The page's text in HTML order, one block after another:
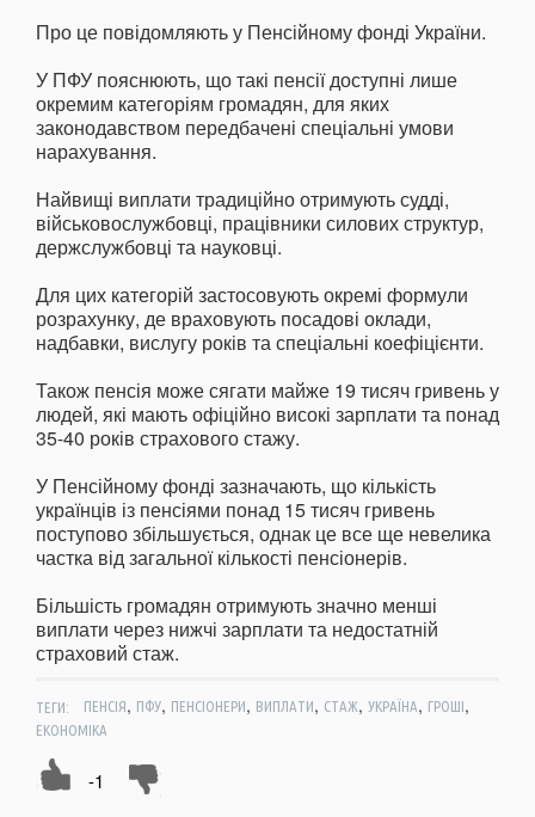
Про це повідомляють у Пенсійному фонді України.
У ПФУ пояснюють, що такі пенсії доступні лише
окремим категоріям громадян, для яких
законодавством передбачені спеціальні умови
нарахування.
Найвищі виплати традиційно отримують судді,
військовослужбовці, працівники силових структур,
держслужбовці та науковці.
Для цих категорій застосовують окремі формули
розрахунку, де враховують посадові оклади,
надбавки, вислугу років та спеціальні коефіцієнти.
Також пенсія може сягати майже 19 тисяч гривень у
людей, які мають офіційно високі зарплати та понад
35-40 років страхового стажу.
У Пенсійному фонді зазначають, що кількість
українців із пенсіями понад 15 тисяч гривень
поступово збільшується, однак це все ще невелика
частка від загальної кількості пенсіонерів.
Більшість громадян отримують значно менші
виплати через нижчі зарплати та недостатній
страховий стаж.
ТЕГИ: ПЕНСІЯ, ПФУ, ПЕНСІОНЕРИ, ВИПЛАТИ, СТАЖ, УКРАЇНА, ГРОШІ,
ЕКОНОМІКА
-1